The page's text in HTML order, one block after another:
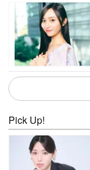
Pick Up!